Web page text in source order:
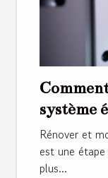
système
efficacité
Rénover et
est une
plus...